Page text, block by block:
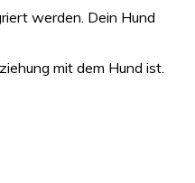
werden. Dein Hund
mit dem Hund ist.